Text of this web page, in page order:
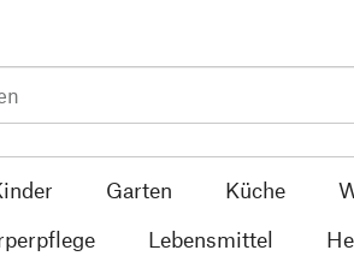
Garten Küche
Lebensmittel